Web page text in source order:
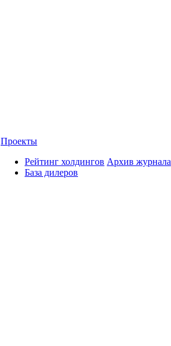
Проекты
Рейтинг холдингов
База дилеров
Архив журнала